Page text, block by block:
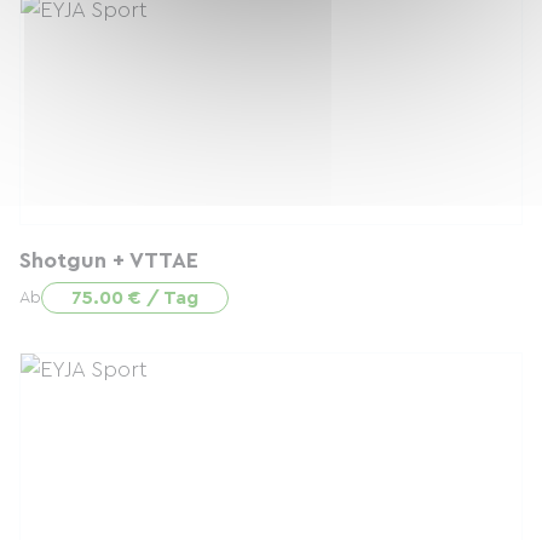
Shotgun + VTTAE
Ab 75.00 € / Tag